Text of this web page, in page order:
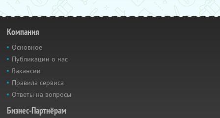
Компания
Основное
Публикации о нас
Вакансии
Правила сервиса
Ответы на вопросы
Бизнес-Партнёрам